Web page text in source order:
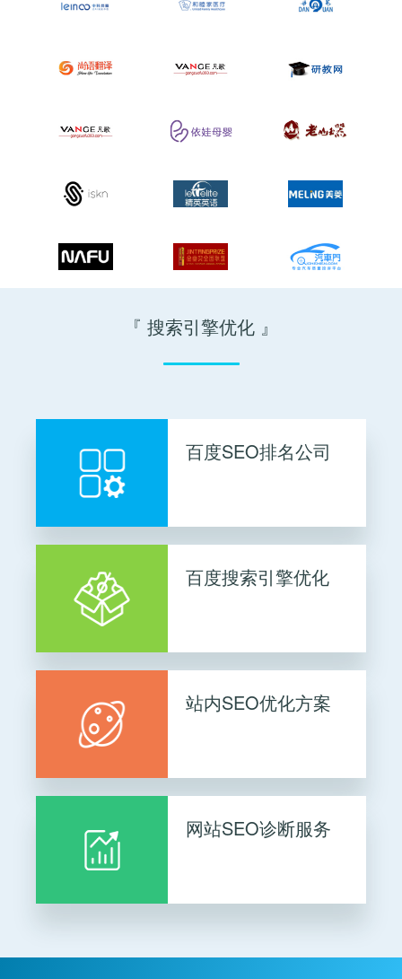
『 搜索引擎优化 』
百度SEO排名公司
百度搜索引擎优化
站内SEO优化方案
网站SEO诊断服务